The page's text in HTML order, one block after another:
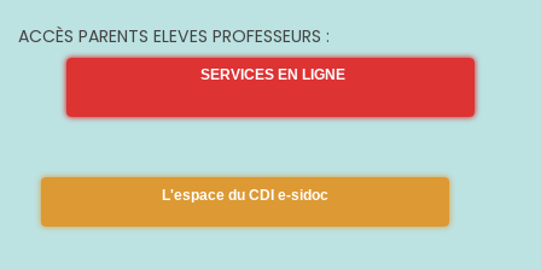
ACCÈS PARENTS ELEVES PROFESSEURS :
SERVICES EN LIGNE
L'espace du CDI e-sidoc